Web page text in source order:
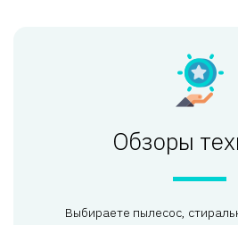
Обзоры
Выбираете пылесос,